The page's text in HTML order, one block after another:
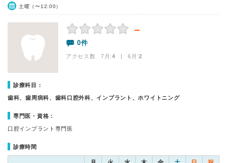
土曜（〜12:00）
－
0件
アクセス数 7月:4 | 6月:2
診療科目：
歯科、歯周病科、歯科口腔外科、インプラント、ホワイトニング
専門医・資格：
口腔インプラント専門医
診療時間